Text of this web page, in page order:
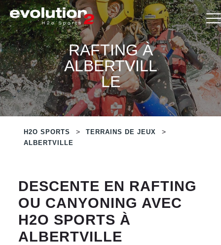
RAFTING À
ALBERTVILL
LE
H2O SPORTS > TERRAINS DE JEUX >
ALBERTVILLE
DESCENTE EN RAFTING
OU CANYONING AVEC
H2O SPORTS À
ALBERTVILLE